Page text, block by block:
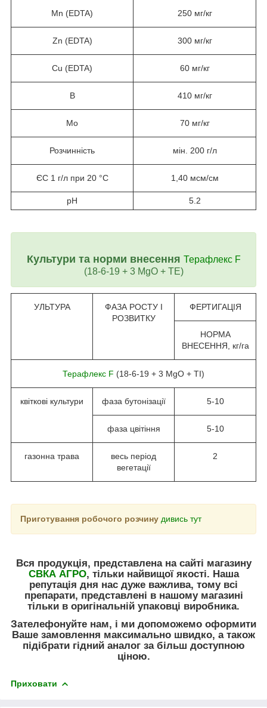
Mn (EDTA) 250 мг/кг
Zn (EDTA) 300 мг/кг
Cu (EDTA) 60 мг/кг
B 410 мг/кг
Mo 70 мг/кг
Розчинність мін. 200 г/л
ЄС 1 г/л при 20 °C 1,40 мсм/см
pH 5.2
Культури та норми внесення Терафлекс F
(18-6-19 + 3 MgO + TЕ)
УЛЬТУРА
ФАЗА РОСТУ І
РОЗВИТКУ
ФЕРТИГАЦІЯ
НОРМА
ВНЕСЕННЯ, кг/га
Терафлекс F (18-6-19 + 3 MgO + ТІ)
квіткові культури фаза бутонізації 5-10
фаза цвітіння 5-10
газонна трава
весь період
вегетації
2
Приготування робочого розчину дивись тут
Вся продукція, представлена на сайті магазину
СВКА АГРО, тільки найвищої якості. Наша
репутація дня нас дуже важлива, тому всі
препарати, представлені в нашому магазині
тільки в оригінальній упаковці виробника.
Зателефонуйте нам, і ми допоможемо оформити
Ваше замовлення максимально швидко, а також
підібрати гідний аналог за більш доступною
ціною.
Приховати